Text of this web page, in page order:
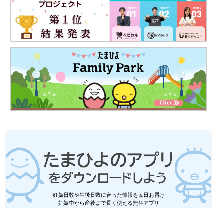
妊娠日数や生後日数に合った情報を毎日お届け
妊娠中から産後まで長く使える無料アプリ